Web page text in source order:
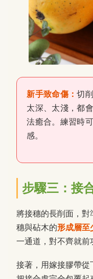
新手致命傷：切
太深、太淺，都
法癒合。練習時
感。
步驟三：接
將接穗的長削面，對
穗與砧木的形成層至
一通道，對不齊就前
接著，用嫁接膠帶從